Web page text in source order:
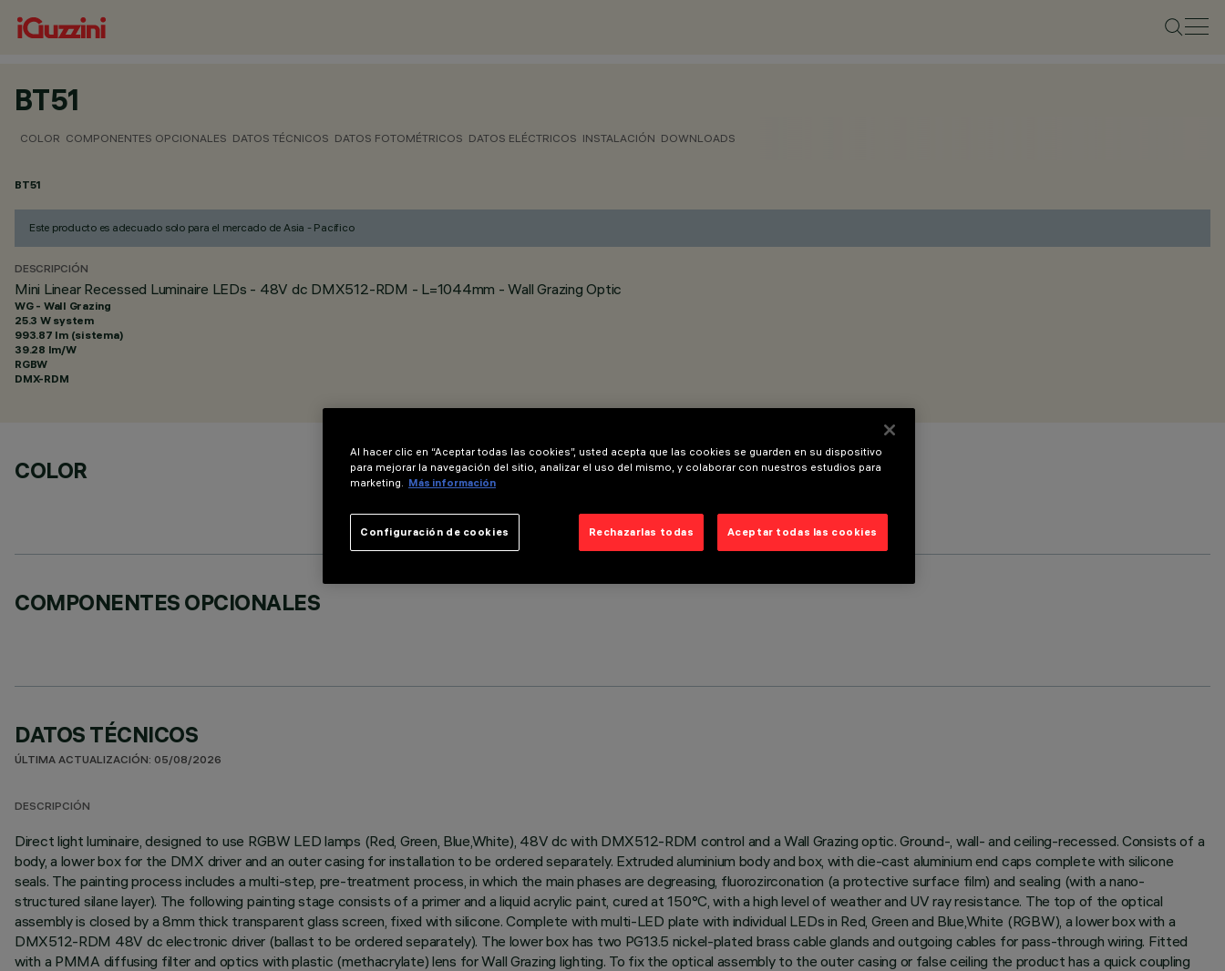
BT51
COLOR COMPONENTES OPCIONALES DATOS TÉCNICOS DATOS FOTOMÉTRICOS DATOS ELÉCTRICOS INSTALACIÓN DOWNLOADS
BT51
Este producto es adecuado solo para el mercado de Asia - Pacífico
DESCRIPCIÓN
Mini Linear Recessed Luminaire LEDs - 48V dc DMX512-RDM - L=1044mm - Wall Grazing Optic
WG - Wall Grazing
25.3 W system
993.87 lm (sistema)
39.28 lm/W
RGBW
DMX-RDM
COLOR
COMPONENTES OPCIONALES
DATOS TÉCNICOS
ÚLTIMA ACTUALIZACIÓN: 05/08/2026
DESCRIPCIÓN
Direct light luminaire, designed to use RGBW LED lamps (Red, Green, Blue,White), 48V dc with DMX512-RDM control and a Wall Grazing optic. Ground-, wall- and ceiling-recessed. Consists of a
body, a lower box for the DMX driver and an outer casing for installation to be ordered separately. Extruded aluminium body and box, with die-cast aluminium end caps complete with silicone
seals. The painting process includes a multi-step, pre-treatment process, in which the main phases are degreasing, fluorozirconation (a protective surface film) and sealing (with a nano-
structured silane layer). The following painting stage consists of a primer and a liquid acrylic paint, cured at 150°C, with a high level of weather and UV ray resistance. The top of the optical
assembly is closed by a 8mm thick transparent glass screen, fixed with silicone. Complete with multi-LED plate with individual LEDs in Red, Green and Blue,White (RGBW), a lower box with a
DMX512-RDM 48V dc electronic driver (ballast to be ordered separately). The lower box has two PG13.5 nickel-plated brass cable glands and outgoing cables for pass-through wiring. Fitted
with a PMMA diffusing filter and optics with plastic (methacrylate) lens for Wall Grazing lighting. To fix the optical assembly to the outer casing or false ceiling the product has a quick coupling
Al hacer clic en “Aceptar todas las cookies”, usted acepta que las cookies se guarden en su dispositivo
para mejorar la navegación del sitio, analizar el uso del mismo, y colaborar con nuestros estudios para
marketing. Más información
Rechazarlas todas Aceptar todas las cookies
Configuración de cookies